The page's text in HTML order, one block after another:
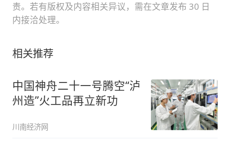
责。若有版权及内容相关异议，需在文章发布 30 日
内接洽处理。
相关推荐
中国神舟二十一号腾空“泸
州造”火工品再立新功
川南经济网